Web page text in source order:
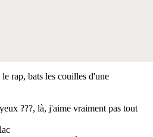
rap, bats les couilles d'une
???, là, j'aime vraiment pas tout